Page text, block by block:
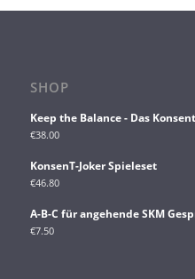
SHOP
Keep the Balance - Das
€38.00
KonsenT-Joker Spieleset
€46.80
A-B-C für angehende SKM
€7.50